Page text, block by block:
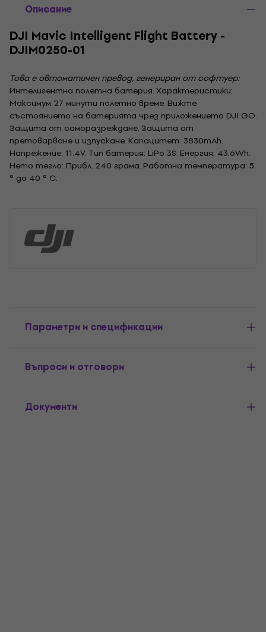
Описание
DJI Mavic Intelligent Flight Battery -
DJIM0250-01
Това е автоматичен превод, генериран от софтуер:
Интелигентна полетна батерия. Характеристики:
Максимум 27 минути полетно време. Вижте
състоянието на батерията чрез приложението DJI GO.
Защита от саморазреждане. Защита от
претоварване и изпускане. Капацитет: 3830mAh.
Напрежение: 11.4V. Тип батерия: LiPo 3S. Енергия: 43.6Wh.
Нето тегло: Прибл. 240 грама. Работна температура: 5
° до 40 ° C.
Параметри и спецификации
Въпроси и отговори
Документи